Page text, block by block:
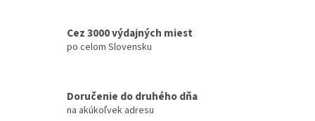
Cez 3000 výdajných miest
po celom Slovensku
Doručenie do druhého dňa
na akúkoľvek adresu